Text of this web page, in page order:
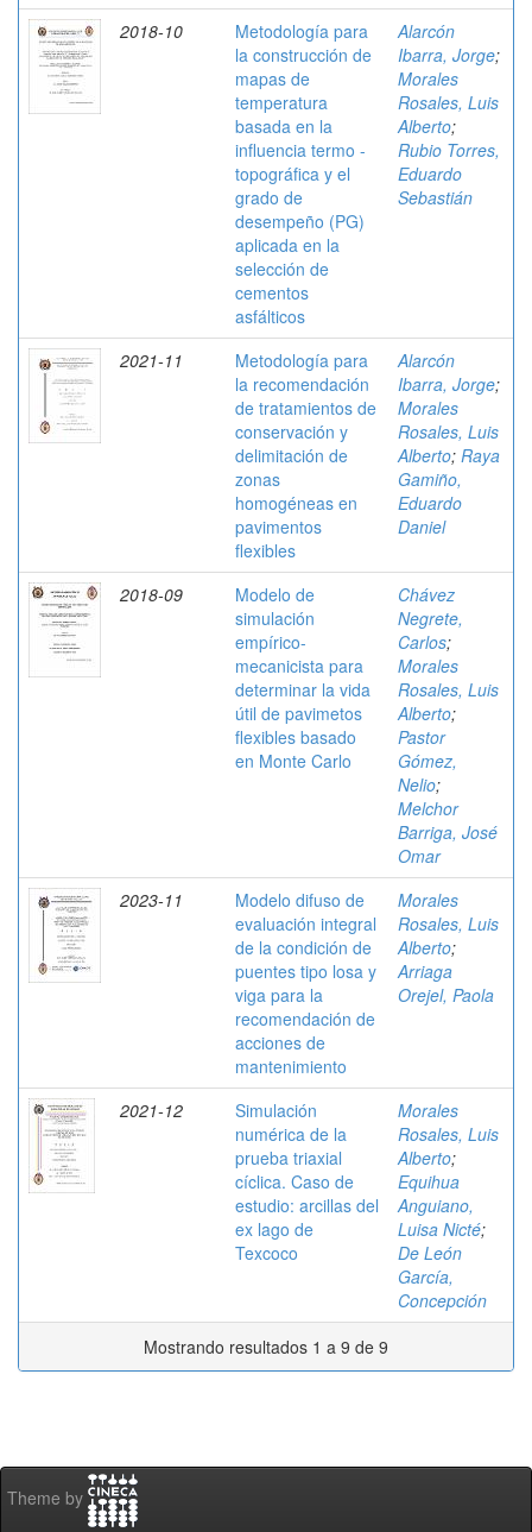
2018-10
Metodología para
la construcción de
mapas de
temperatura
basada en la
influencia termo -
topográfica y el
grado de
desempeño (PG)
aplicada en la
selección de
cementos
asfálticos
Alarcón
Ibarra, Jorge;
Morales
Rosales, Luis
Alberto;
Rubio Torres,
Eduardo
Sebastián
2021-11
Metodología para
la recomendación
de tratamientos de
conservación y
delimitación de
zonas
homogéneas en
pavimentos
flexibles
Alarcón
Ibarra, Jorge;
Morales
Rosales, Luis
Alberto; Raya
Gamiño,
Eduardo
Daniel
2018-09
Modelo de
simulación
empírico-
mecanicista para
determinar la vida
útil de pavimetos
flexibles basado
en Monte Carlo
Chávez
Negrete,
Carlos;
Morales
Rosales, Luis
Alberto;
Pastor
Gómez,
Nelio;
Melchor
Barriga, José
Omar
2023-11
Modelo difuso de
evaluación integral
de la condición de
puentes tipo losa y
viga para la
recomendación de
acciones de
mantenimiento
Morales
Rosales, Luis
Alberto;
Arriaga
Orejel, Paola
2021-12
Simulación
numérica de la
prueba triaxial
cíclica. Caso de
estudio: arcillas del
ex lago de
Texcoco
Morales
Rosales, Luis
Alberto;
Equihua
Anguiano,
Luisa Nicté;
De León
García,
Concepción
Mostrando resultados 1 a 9 de 9
Theme by